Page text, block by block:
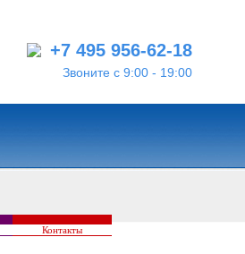
+7 495 956-62-18
Звоните с 9:00 - 19:00
Контакты